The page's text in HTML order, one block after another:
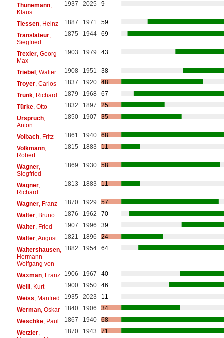
Thunemann,
Klaus
1937 2025 9
Tiessen, Heinz 1887 1971
59
Translateur,
Siegfried
1875 1944 69
Trexler, Georg
Max
1903 1979 43
Triebel, Walter 1908 1951
38
Troyer, Carlos 1837 1920
48
Trunk, Richard 1879 1968
67
Türke, Otto 1832 1897
25
Urspruch,
Anton
1850 1907 35
Volbach, Fritz 1861 1940
68
Volkmann,
Robert
1815 1883 11
Wagner,
Siegfried
1869 1930 58
Wagner,
Richard
1813 1883 11
Wagner, Franz 1870 1929
57
Walter, Bruno 1876 1962
70
Walter, Fried 1907 1996
39
Walter, August 1821 1896
24
Waltershausen,
Hermann
Wolfgang von
1882 1954 64
Waxman, Franz 1906 1967
40
Weill, Kurt 1900 1950
46
Weiss , Manfred 1935 2023
11
Werman, Oskar 1840 1906
34
Weschke, Paul 1867 1940
68
Wetzler,
1870 1943 71